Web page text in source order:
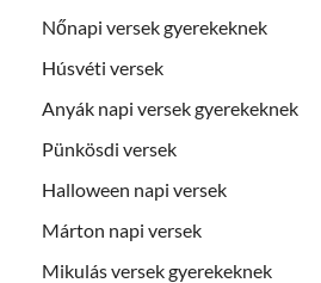
Nőnapi versek gyerekeknek
Húsvéti versek
Anyák napi versek gyerekeknek
Pünkösdi versek
Halloween napi versek
Márton napi versek
Mikulás versek gyerekeknek